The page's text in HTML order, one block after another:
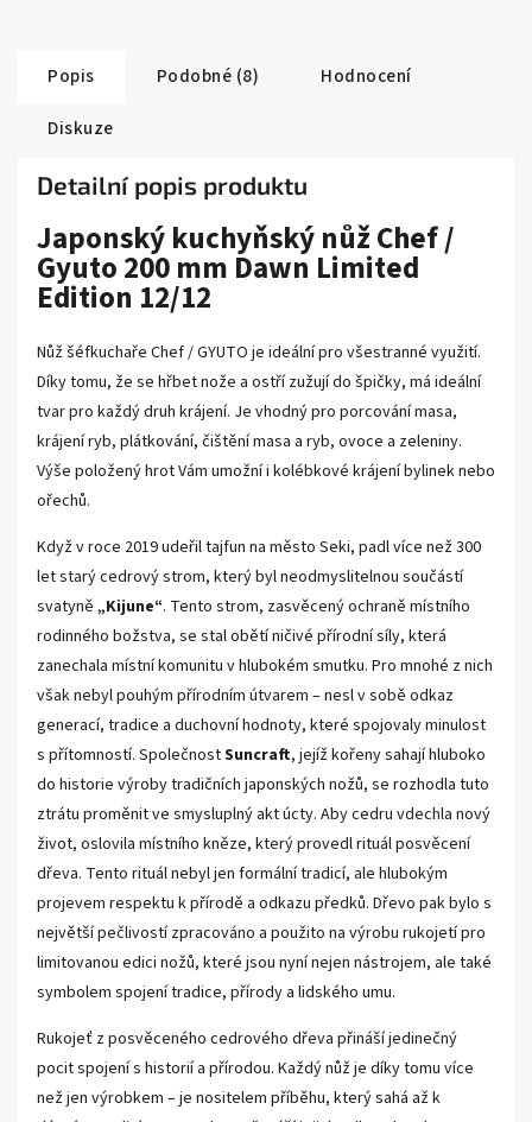
Popis Podobné (8)
Hodnocení
Diskuze
Detailní popis produktu
Japonský kuchyňský nůž Chef /
Gyuto 200 mm Dawn Limited
Edition 12/12
Nůž šéfkuchaře Chef / GYUTO je ideální pro všestranné využití.
Díky tomu, že se hřbet nože a ostří zužují do špičky, má ideální
tvar pro každý druh krájení. Je vhodný pro porcování masa,
krájení ryb, plátkování, čištění masa a ryb, ovoce a zeleniny.
Výše položený hrot Vám umožní i kolébkové krájení bylinek nebo
ořechů.
Když v roce 2019 udeřil tajfun na město Seki, padl více než 300
let starý cedrový strom, který byl neodmyslitelnou součástí
svatyně „Kijune“. Tento strom, zasvěcený ochraně místního
rodinného božstva, se stal obětí ničivé přírodní síly, která
zanechala místní komunitu v hlubokém smutku. Pro mnohé z nich
však nebyl pouhým přírodním útvarem – nesl v sobě odkaz
generací, tradice a duchovní hodnoty, které spojovaly minulost
s přítomností. SpolečnostSuncraft, jejíž kořeny sahají hluboko
do historie výroby tradičních japonských nožů, se rozhodla tuto
ztrátu proměnit ve smysluplný akt úcty. Aby cedru vdechla nový
život, oslovila místního kněze, který provedl rituál posvěcení
dřeva. Tento rituál nebyl jen formální tradicí, ale hlubokým
projevem respektu k přírodě a odkazu předků. Dřevo pak bylo s
největší pečlivostí zpracováno a použito na výrobu rukojetí pro
limitovanou edici nožů, které jsou nyní nejen nástrojem, ale také
symbolem spojení tradice, přírody a lidského umu.
Rukojeť z posvěceného cedrového dřeva přináší jedinečný
pocit spojení s historií a přírodou. Každý nůž je díky tomu více
než jen výrobkem – je nositelem příběhu, který sahá až k